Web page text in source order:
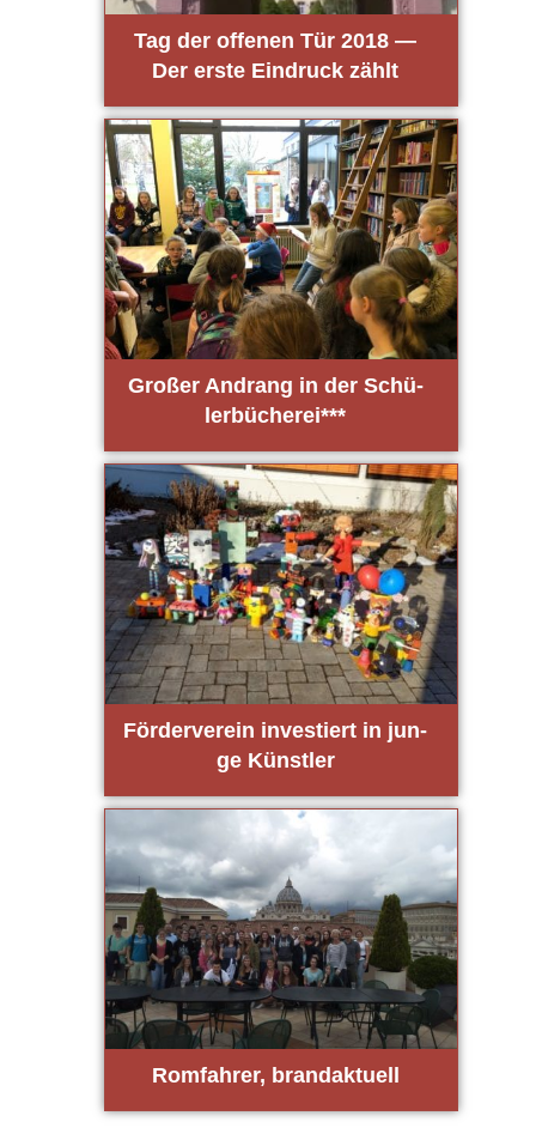
Tag der offe­nen Tür 2018 —
Der ers­te Ein­druck zählt
Gro­ßer Andrang in der Schü­
ler­bü­che­rei***
För­der­ver­ein inves­tiert in jun­
ge Künst­ler
Rom­fah­rer, brand­ak­tu­ell